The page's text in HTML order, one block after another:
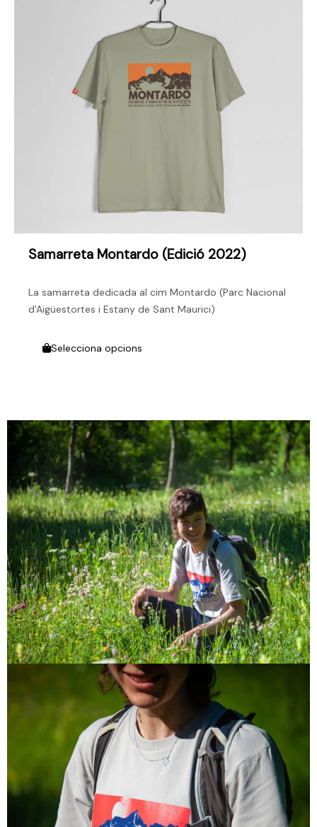
Samarreta Montardo (edició 2022)
La samarreta dedicada al cim Montardo (Parc Nacional
d'Aigüestortes i Estany de Sant Maurici)
Selecciona opcions